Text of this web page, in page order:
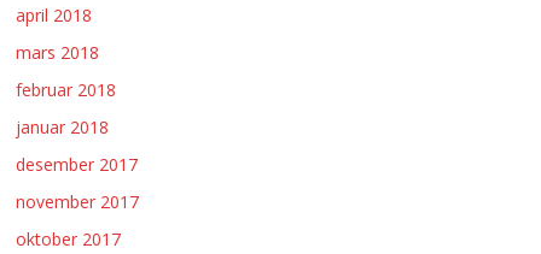
april 2018
mars 2018
februar 2018
januar 2018
desember 2017
november 2017
oktober 2017